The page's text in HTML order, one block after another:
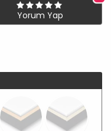
Yorum Yap